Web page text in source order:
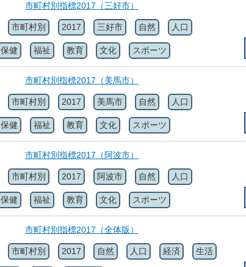
市町村別指標2017（三好市）
市町村別 2017 三好市 自然 人口
保健 福祉 教育 文化 スポーツ
市町村別指標2017（美馬市）
市町村別 2017 美馬市 自然 人口
保健 福祉 教育 文化 スポーツ
市町村別指標2017（阿波市）
市町村別 2017 阿波市 自然 人口
保健 福祉 教育 文化 スポーツ
市町村別指標2017（全体版）
市町村別 2017 自然 人口 経済 生活